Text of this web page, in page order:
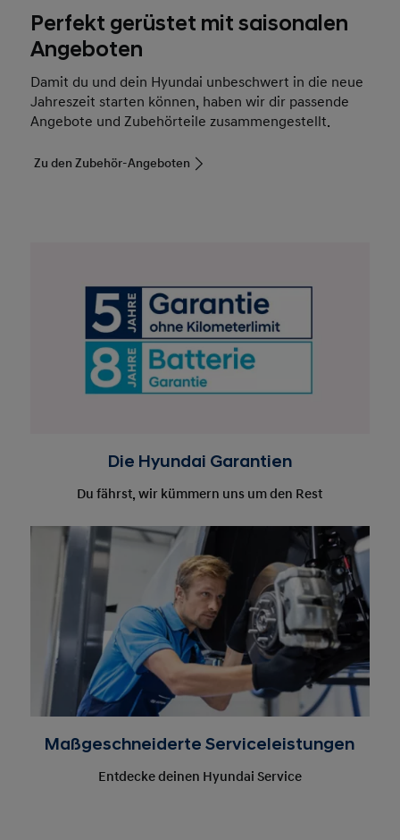
Angebote und Zubehörteile zusammengestellt.
Die Hyundai Garantien
Maßgeschneiderte Serviceleistungen
Entdecke deinen Hyundai Service